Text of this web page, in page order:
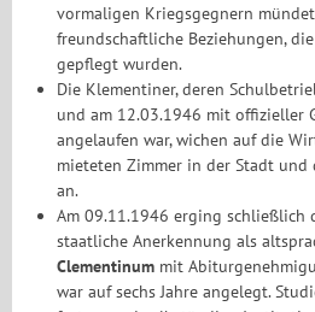
vormaligen Kriegsgegnern
freundschaftliche Beziehungen,
gepflegt wurden.
Die Klementiner, deren
und am 12.03.1946 mit offizieller
angelaufen war, wichen auf die
mieteten Zimmer in der Stadt und
an.
Am 09.11.1946 erging schließlich
staatliche Anerkennung als
Clementinum mit
war auf sechs Jahre angelegt.